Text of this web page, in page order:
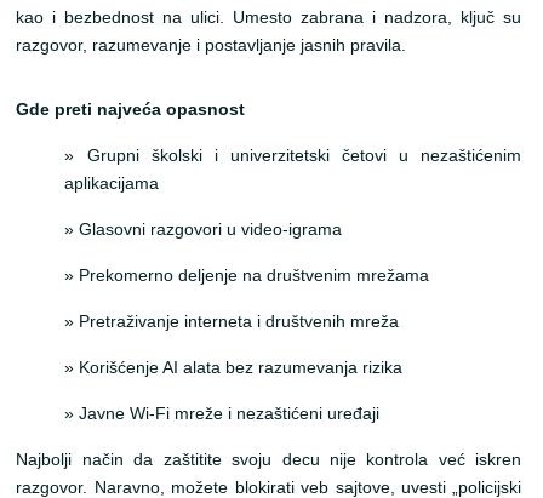
kao i bezbednost na ulici. Umesto zabrana i nadzora, ključ su
razgovor, razumevanje i postavljanje jasnih pravila.
Gde preti najveća opasnost
» Grupni školski i univerzitetski četovi u nezaštićenim
aplikacijama
» Glasovni razgovori u video-igrama
» Prekomerno deljenje na društvenim mrežama
» Pretraživanje interneta i društvenih mreža
» Korišćenje AI alata bez razumevanja rizika
» Javne Wi-Fi mreže i nezaštićeni uređaji
Najbolji način da zaštitite svoju decu nije kontrola već iskren
razgovor. Naravno, možete blokirati veb sajtove, uvesti „policijski